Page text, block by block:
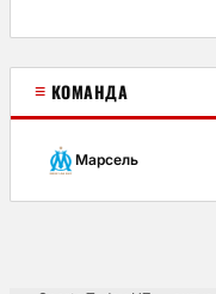
≡ КОМАНДА
Марсель